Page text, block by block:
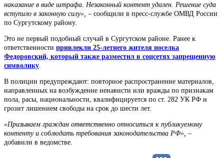
наказание в виде штрафа. Незаконный контент удален. Решение суда
вступило в законную силу», – сообщили в пресс-службе ОМВД России
по Сургутскому району.
Это не первый подобный случай в Сургутском районе. Ранее к
ответственности привлекли 25-летнего жителя поселка
Федоровский, который также разместил в соцсетях запрещенную
символику
В полиции предупреждают: повторное распространение материалов,
направленных на возбуждение ненависти или вражды по признакам
пола, расы, национальности, квалифицируется по ст. 282 УК РФ и
грозит лишением свободы на срок до шести лет.
«Призываем граждан ответственно относиться к публикуемому
контенту и соблюдать требования законодательства РФ», –
добавили в ведомстве.